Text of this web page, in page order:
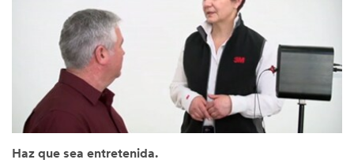
Haz que sea entretenida.